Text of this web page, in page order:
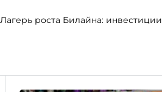
роста Билайна: